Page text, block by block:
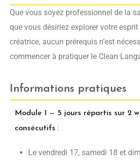
Que vous soyez professionnel de la
que vous désiriez explorer votre
créatrice, aucun prérequis n’est
commencer à pratiquer le Clean
Informations pratiques
Module 1 — 5 jours répartis sur 2
consécutifs :
Le vendredi 17, samedi 18 et